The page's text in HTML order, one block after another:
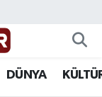
DÜNYA